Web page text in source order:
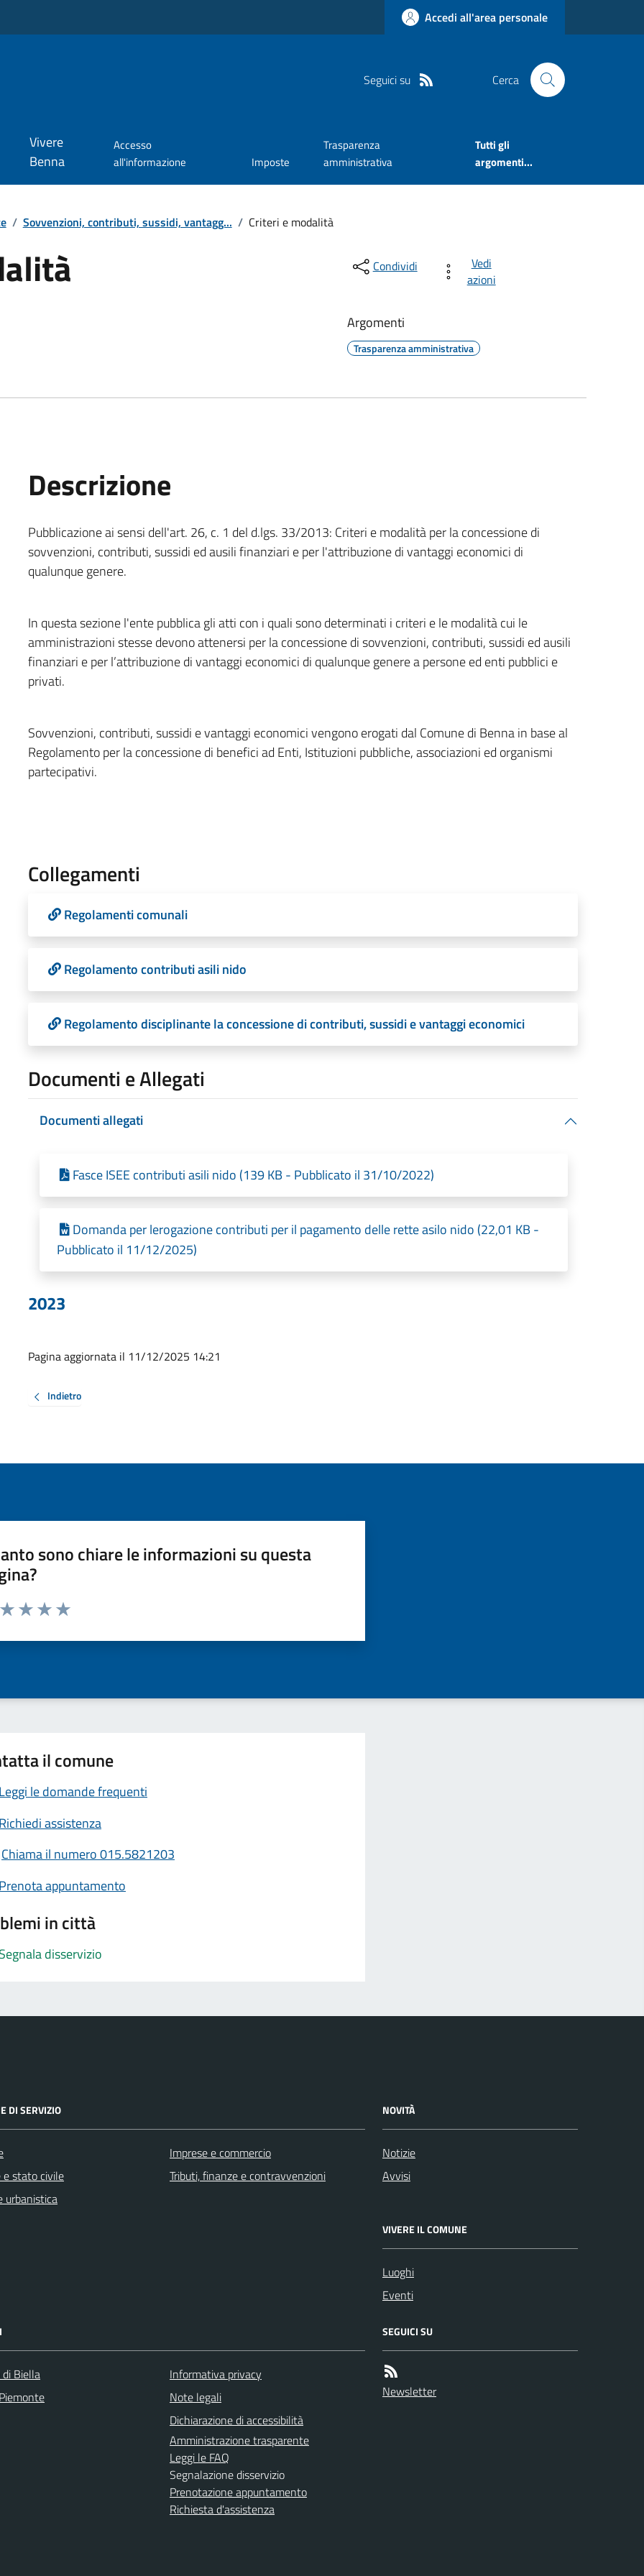
Accedi all'area personale
Seguici su Cerca
Vivere
Benna
Accesso
all'informazione
Imposte
Trasparenza
amministrativa
Tutti gli
argomenti...
/ Sovvenzioni, contributi, sussidi, vantagg... / Criteri e modalità
Condividi
Vedi
azioni
Argomenti
Trasparenza amministrativa
Descrizione
Pubblicazione ai sensi dell'art. 26, c. 1 del d.lgs. 33/2013: Criteri e modalità per la concessione di
sovvenzioni, contributi, sussidi ed ausili finanziari e per l'attribuzione di vantaggi economici di
qualunque genere.
In questa sezione l'ente pubblica gli atti con i quali sono determinati i criteri e le modalità cui le
amministrazioni stesse devono attenersi per la concessione di sovvenzioni, contributi, sussidi ed ausili
finanziari e per l’attribuzione di vantaggi economici di qualunque genere a persone ed enti pubblici e
privati.
Sovvenzioni, contributi, sussidi e vantaggi economici vengono erogati dal Comune di Benna in base al
Regolamento per la concessione di benefici ad Enti, Istituzioni pubbliche, associazioni ed organismi
partecipativi.
Collegamenti
Regolamenti comunali
Regolamento contributi asili nido
Regolamento disciplinante la concessione di contributi, sussidi e vantaggi economici
Documenti e Allegati
Documenti allegati
Fasce ISEE contributi asili nido (139 KB - Pubblicato il 31/10/2022)
Domanda per lerogazione contributi per il pagamento delle rette asilo nido (22,01 KB -
Pubblicato il 11/12/2025)
2023
Pagina aggiornata il 11/12/2025 14:21
Indietro
sono chiare le informazioni su questa
da 1 a 5 stelle la pagina
il comune
Leggi le domande frequenti
Richiedi assistenza
Chiama il numero 015.5821203
Prenota appuntamento
in città
Segnala disservizio
DI SERVIZIO
e stato civile
urbanistica
Imprese e commercio
Tributi, finanze e contravvenzioni
NOVITÀ
Notizie
Avvisi
VIVERE IL COMUNE
Luoghi
Eventi
Biella
Informativa privacy
Note legali
Dichiarazione di accessibilità
Amministrazione trasparente
Leggi le FAQ
Segnalazione disservizio
Prenotazione appuntamento
Richiesta d'assistenza
SEGUICI SU
Newsletter